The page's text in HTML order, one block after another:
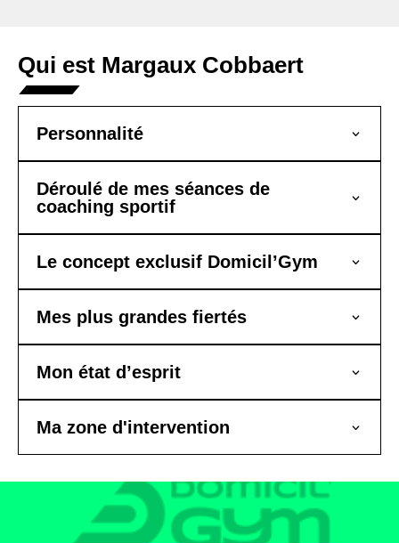
Qui est Margaux Cobbaert
Personnalité
Déroulé de mes séances de
coaching sportif
Le concept exclusif Domicil’Gym
Mes plus grandes fiertés
Mon état d’esprit
Ma zone d'intervention
Nos clients satisfaits